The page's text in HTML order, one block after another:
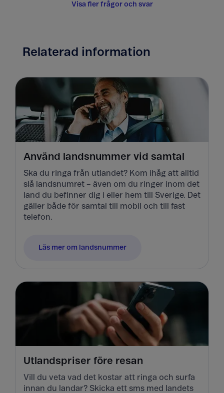
Visa fler frågor och svar
Relaterad information
Använd landsnummer vid samtal
Ska du ringa från utlandet? Kom ihåg att alltid
slå landsnumret – även om du ringer inom det
land du befinner dig i eller hem till Sverige. Det
gäller både för samtal till mobil och till fast
telefon.
Läs mer om landsnummer
Utlandspriser före resan
Vill du veta vad det kostar att ringa och surfa
innan du landar? Skicka ett sms med landets